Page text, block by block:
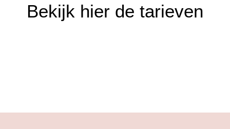
Bekijk hier de tarieven